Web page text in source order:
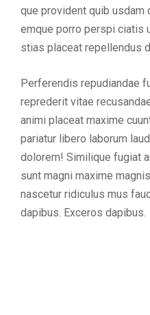
que provident quib
emque porro perspi ciatis
stias placeat repellendus
Perferendis repudiandae
reprederit vitae
animi placeat maxime
pariatur libero laborum
dolorem! Similique fugiat
sunt magni maxime
nascetur ridiculus mus
dapibus. Exceros dapibus.